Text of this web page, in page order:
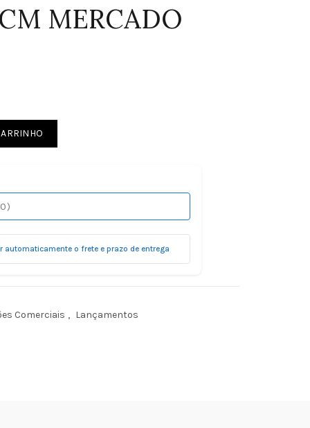
MERCADO
automaticamente o frete e prazo de entrega
Comerciais , Lançamentos